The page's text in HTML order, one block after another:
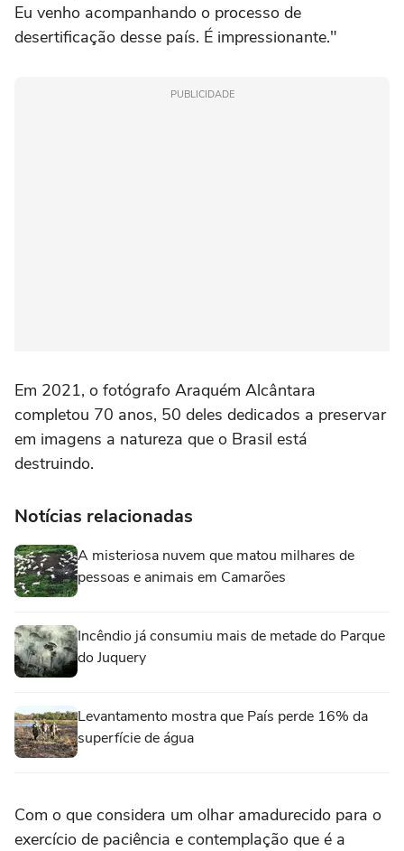
Eu venho acompanhando o processo de
desertificação desse país. É impressionante."
PUBLICIDADE
Em 2021, o fotógrafo Araquém Alcântara
completou 70 anos, 50 deles dedicados a preservar
em imagens a natureza que o Brasil está
destruindo.
Notícias relacionadas
A misteriosa nuvem que matou milhares de
pessoas e animais em Camarões
Incêndio já consumiu mais de metade do Parque
do Juquery
Levantamento mostra que País perde 16% da
superfície de água
Com o que considera um olhar amadurecido para o
exercício de paciência e contemplação que é a